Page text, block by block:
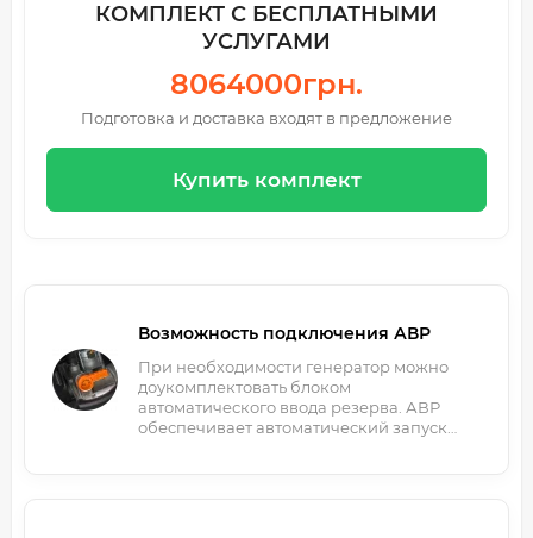
КОМПЛЕКТ С БЕСПЛАТНЫМИ
УСЛУГАМИ
8064000грн.
Подготовка и доставка входят в предложение
Купить комплект
Возможность подключения АВР
При необходимости генератор можно
доукомплектовать блоком
автоматического ввода резерва. АВР
обеспечивает автоматический запуск